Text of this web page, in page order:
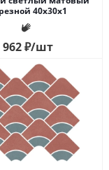
40x30x1
962₽/шт